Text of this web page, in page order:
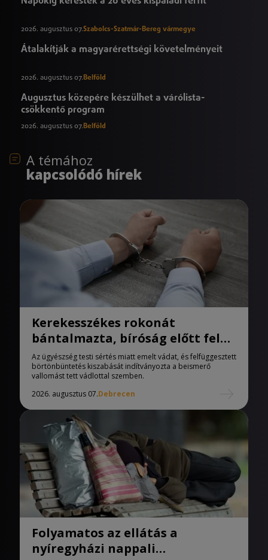
2026. augusztus 07.Szabolcs-Szatmár-Bereg vármegye
Átalakítják a magyarérettségi követelményeit
2026. augusztus 07.Belföld
Augusztus közepére készülhet a várólista-
csökkentő program
2026. augusztus 07.Belföld
A témához
kapcsolódó hírek
Kerekesszékes rokonát
bántalmazta, bíróság előtt felel
a férfi
Az ügyészség testi sértés miatt emelt vádat, és felfüggesztett
börtönbüntetés kiszabását indítványozta a beismerő
vallomást tett vádlottal szemben.
2026. augusztus 07.Debrecen
Folyamatos az ellátás a
nyíregyházi nappali